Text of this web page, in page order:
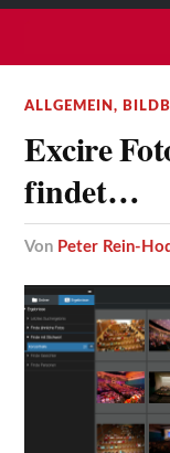
ALLGEMEIN,
Excire
findet…
von Peter Rein-